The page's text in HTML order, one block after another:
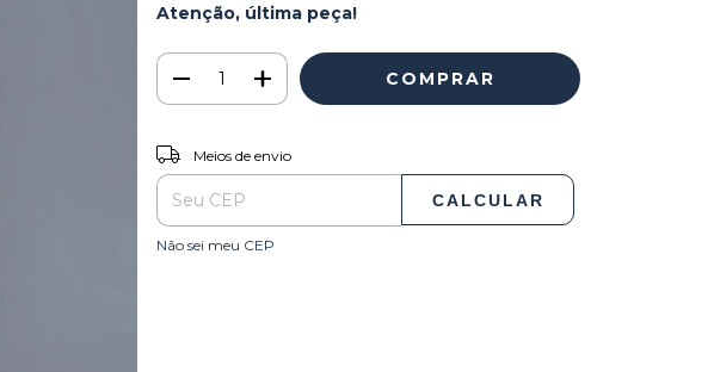
Atenção, última peça!
Entregas para o CEP:
Meios de envio
CALCULAR
Não sei meu CEP